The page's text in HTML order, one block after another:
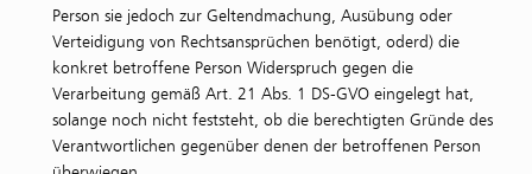
Person sie jedoch zur Geltendmachung, Ausübung oder
Verteidigung von Rechtsansprüchen benötigt, oderd) die
konkret betroffene Person Widerspruch gegen die
Verarbeitung gemäß Art. 21 Abs. 1 DS-GVO eingelegt hat,
solange noch nicht feststeht, ob die berechtigten Gründe des
Verantwortlichen gegenüber denen der betroffenen Person